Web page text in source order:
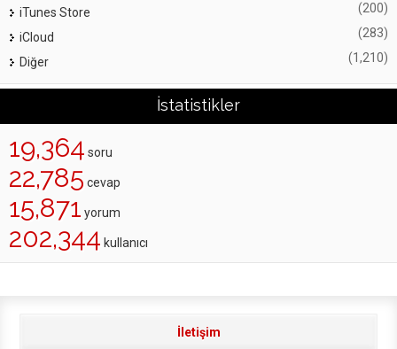
iTunes Store (200)
iCloud (283)
Diğer (1,210)
İstatistikler
19,364 soru
22,785 cevap
15,871 yorum
202,344 kullanıcı
İletişim